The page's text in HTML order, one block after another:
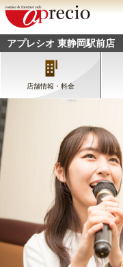
アプレシオ 東静岡駅前店
店舗情報・料金